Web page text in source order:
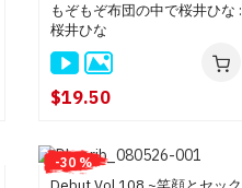
もぞもぞ布団の中で桜井ひな :
桜井ひな
$19.50
-30 %